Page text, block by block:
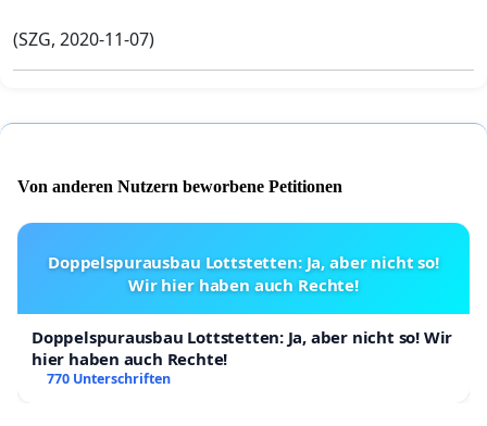
(SZG, 2020-11-07)
Von anderen Nutzern beworbene Petitionen
Doppelspurausbau Lottstetten: Ja, aber nicht so!
Wir hier haben auch Rechte!
Doppelspurausbau Lottstetten: Ja, aber nicht so! Wir
hier haben auch Rechte!
770 Unterschriften